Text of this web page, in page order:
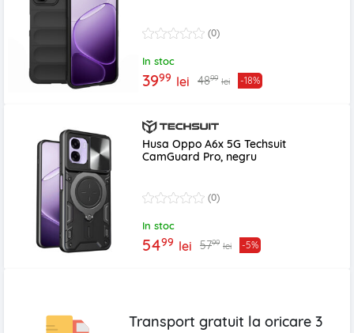
(0)
In stoc
3999 lei 4899 lei -18%
Husa Oppo A6x 5G Techsuit
CamGuard Pro, negru
(0)
In stoc
5499 lei 5799 lei -5%
Transport gratuit la oricare 3